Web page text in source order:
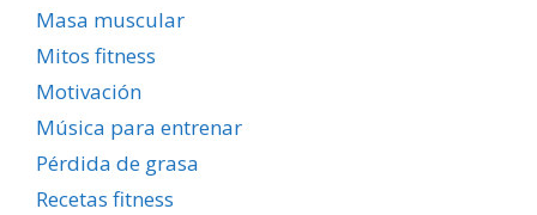
Masa muscular
Mitos fitness
Motivación
Música para entrenar
Pérdida de grasa
Recetas fitness